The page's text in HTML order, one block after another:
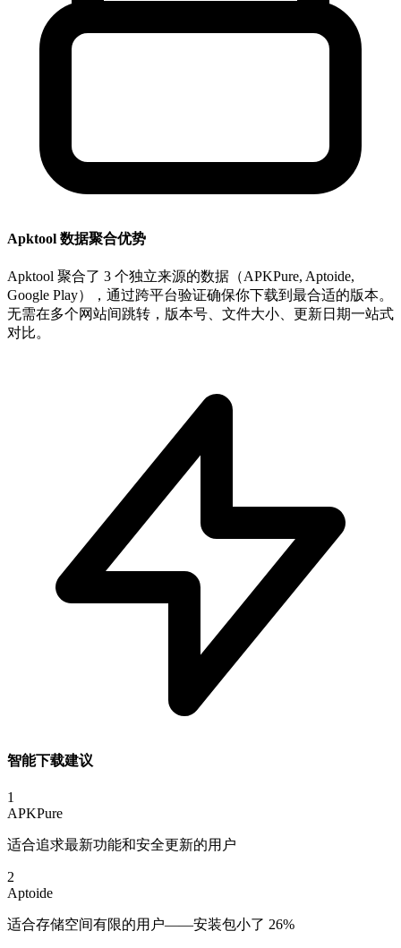
Apktool 数据聚合优势
Apktool 聚合了 3 个独立来源的数据（APKPure, Aptoide,
Google Play），通过跨平台验证确保你下载到最合适的版本。
无需在多个网站间跳转，版本号、文件大小、更新日期一站式
对比。
智能下载建议
1
APKPure
适合追求最新功能和安全更新的用户
2
Aptoide
适合存储空间有限的用户——安装包小了 26%